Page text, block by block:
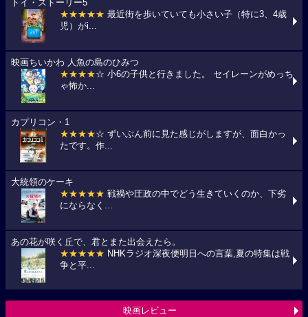
トイ・ストーリー5
★★★★★ 最近街を歩いていても小さい子（特に3、4歳
児）がi...
映画ちいかわ 人魚の島のひみつ
★★★★☆ 小6の子供と行きました。 セイレーンがめっち
ゃ怖か...
カプリコン・1
★★★★☆ ずいぶん前に見た感じがしますが、面白かっ
たです。作...
大統領のケーキ
★★★★★ 戦禍や圧政の中でどう生きていくのか、下劣
にならなく...
あの花が咲く丘で、君とまた出会えたら。
★★★★★ NHKラジオ深夜便明日への言葉,夏の特集は戦
争と平...
映画レビュー